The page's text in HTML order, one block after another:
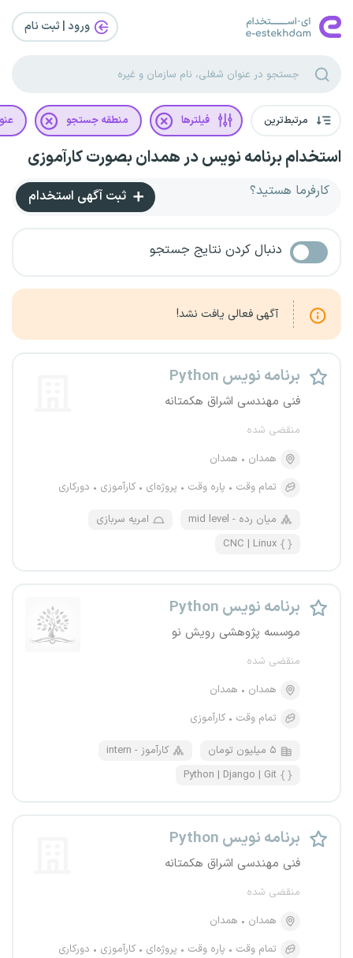
ورود | ثبت‌ نام
مرتبط‌ترین فیلترها منطقه جستجو
استخدام برنامه نویس در همدان بصورت کارآموزی
کارفرما هستید؟ ثبت آگهی استخدام
دنبال کردن نتایج جستجو
آگهی فعالی یافت نشد!
برنامه نویس Python
فنی مهندسی اشراق هکمتانه
منقضی شده
همدان
همدان
تمام وقت
پاره وقت پروژه‌ای کارآموزی دورکاری
mid level - میان رده
امریه سربازی
CNC | Linux
برنامه نویس Python
موسسه پژوهشی رویش نو
منقضی شده
همدان
همدان
تمام وقت
کارآموزی
۵ میلیون تومان
intern - کارآموز
Python | Django | Git
برنامه نویس Python
فنی مهندسی اشراق هکمتانه
منقضی شده
همدان
همدان
تمام وقت
پاره وقت پروژه‌ای کارآموزی دورکاری